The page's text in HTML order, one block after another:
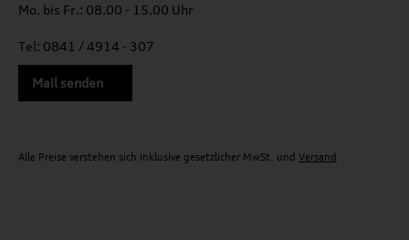
Mo. bis Fr.: 08.00 - 15.00 Uhr
Tel: 0841 / 4914 - 307
Mail senden
Alle Preise verstehen sich inklusive gesetzlicher MwSt. und Versand